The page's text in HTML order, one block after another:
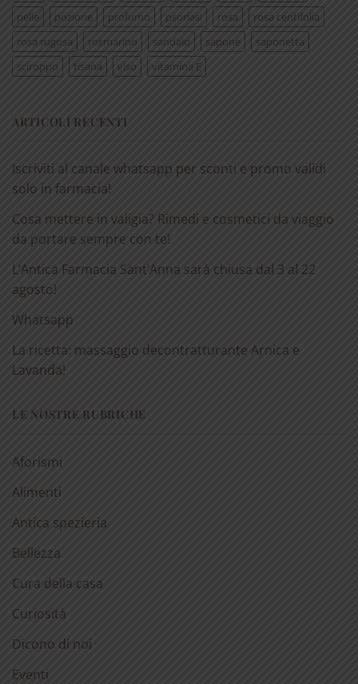
pelle
pozione profumo psoriasi rosa
rosa centifolia
rosa rugosa
rosmarino sandalo sapone
saponetta
sciroppo
tisana viso vitamina E
ARTICOLI RECENTI
Iscriviti al canale whatsapp per sconti e promo validi
solo in farmacia!
Cosa mettere in valigia? Rimedi e cosmetici da viaggio
da portare sempre con te!
L’Antica Farmacia Sant’Anna sarà chiusa dal 3 al 22
agosto!
Whatsapp
La ricetta: massaggio decontratturante Arnica e
Lavanda!
LE NOSTRE RUBRICHE
Aforismi
Alimenti
Antica spezieria
Bellezza
Cura della casa
Curiosità
Dicono di noi
Eventi